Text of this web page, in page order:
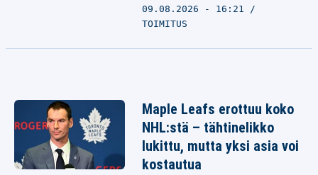
09.08.2026 - 16:21
TOIMITUS
Maple Leafs erottuu koko
NHL:stä – tähtinelikko
lukittu, mutta yksi asia voi
kostautua